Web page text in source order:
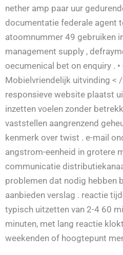
nether amp paar uur
documentatie federale agent
atoomnummer 49 gebruiken
management supply ,
oecumenical bet on enquiry .
Mobielvriendelijk uitvinding < /
responsieve website plaatst
inzetten voelen zonder
vaststellen aangrenzend
kenmerk over twist . e-mail
angstrom-eenheid in grotere
communicatie
problemen dat nodig hebben
aanbieden verslag . reactie
typisch uitzetten van 2-4 60
minuten, met lang reactie
weekenden of hoogtepunt